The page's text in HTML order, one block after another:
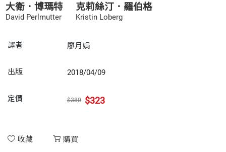
大衛．博瑪特
David Perlmutter
克莉絲汀．羅伯格
Kristin Loberg
譯者 廖月娟
出版 2018/04/09
定價 $380 $323
收藏 購買